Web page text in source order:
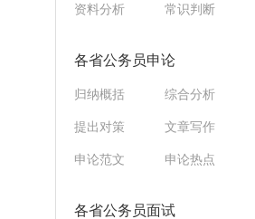
资料分析 常识判断
各省公务员申论
归纳概括 综合分析
提出对策 文章写作
申论范文 申论热点
各省公务员面试